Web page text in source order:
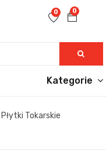
0
0
Kategorie
Płytki Tokarskie